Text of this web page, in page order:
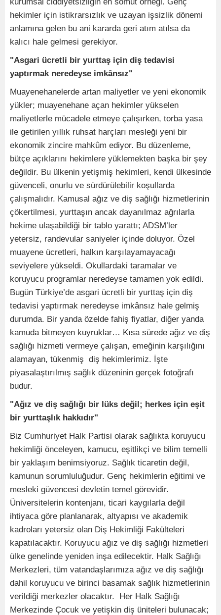
hekimler için istikrarsızlık ve uzayan işsizlik dönemi
anlamına gelen bu ani kararda geri atım atılsa da
kalıcı hale gelmesi gerekiyor.
"Asgari ücretli bir yurttaş için diş tedavisi
yaptırmak neredeyse imkânsız"
Muayenehanelerde artan maliyetler ve yeni ekonomik
yükler; muayenehane açan hekimler yükselen
maliyetlerle mücadele etmeye çalışırken, torba yasa
ile getirilen yıllık ruhsat harçları mesleği yeni bir
ekonomik zincire mahkûm ediyor. Bu düzenleme,
bütçe açıklarını hekimlere yüklemekten başka bir şey
değildir. Bu ülkenin yetişmiş hekimleri, kendi ülkesinde
güvenceli, onurlu ve sürdürülebilir koşullarda
çalışmalıdır. Kamusal ağız ve diş sağlığı hizmetlerinin
çökertilmesi, yurttaşın ancak dayanılmaz ağrılarla
hekime ulaşabildiği bir tablo yarattı; ADSM’ler
yetersiz, randevular saniyeler içinde doluyor. Özel
muayene ücretleri, halkın karşılayamayacağı
seviyelere yükseldi. Okullardaki taramalar ve
koruyucu programlar neredeyse tamamen yok edildi.
Bugün Türkiye’de asgari ücretli bir yurttaş için diş
tedavisi yaptırmak neredeyse imkânsız hale gelmiş
durumda. Bir yanda özelde fahiş fiyatlar, diğer yanda
kamuda bitmeyen kuyruklar… Kısa sürede ağız ve diş
sağlığı hizmeti vermeye çalışan, emeğinin karşılığını
alamayan, tükenmiş diş hekimlerimiz. İşte
piyasalaştırılmış sağlık düzeninin gerçek fotoğrafı
budur.
"Ağız ve diş sağlığı bir lüks değil; herkes için eşit
bir yurttaşlık hakkıdır"
Biz Cumhuriyet Halk Partisi olarak sağlıkta koruyucu
hekimliği önceleyen, kamucu, eşitlikçi ve bilim temelli
bir yaklaşım benimsiyoruz. Sağlık ticaretin değil,
kamunun sorumluluğudur. Genç hekimlerin eğitimi ve
mesleki güvencesi devletin temel görevidir.
Üniversitelerin kontenjanı, ticari kaygılarla değil
ihtiyaca göre planlanarak, altyapısı ve akademik
kadroları yetersiz olan Diş Hekimliği Fakülteleri
kapatılacaktır. Koruyucu ağız ve diş sağlığı hizmetleri
ülke genelinde yeniden inşa edilecektir. Halk Sağlığı
Merkezleri, tüm vatandaşlarımıza ağız ve diş sağlığı
dahil koruyucu ve birinci basamak sağlık hizmetlerinin
verildiği merkezler olacaktır. Her Halk Sağlığı
Merkezinde Çocuk ve yetişkin diş üniteleri bulunacak;